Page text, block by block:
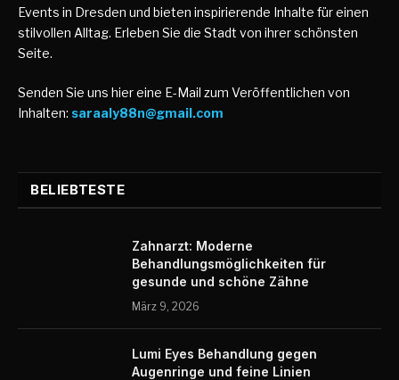
Events in Dresden und bieten inspirierende Inhalte für einen
stilvollen Alltag. Erleben Sie die Stadt von ihrer schönsten
Seite.
Senden Sie uns hier eine E-Mail zum Veröffentlichen von
Inhalten: saraaly88n@gmail.com
BELIEBTESTE
Zahnarzt: Moderne
Behandlungsmöglichkeiten für
gesunde und schöne Zähne
März 9, 2026
Lumi Eyes Behandlung gegen
Augenringe und feine Linien